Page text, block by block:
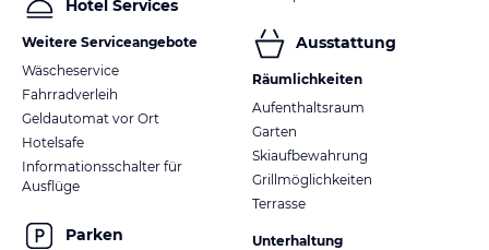
Hotel Services
Weitere Serviceangebote
Wäscheservice
Fahrradverleih
Geldautomat vor Ort
Hotelsafe
Informationsschalter für
Ausflüge
Parken
Ausstattung
Räumlichkeiten
Aufenthaltsraum
Garten
Skiaufbewahrung
Grillmöglichkeiten
Terrasse
Unterhaltung